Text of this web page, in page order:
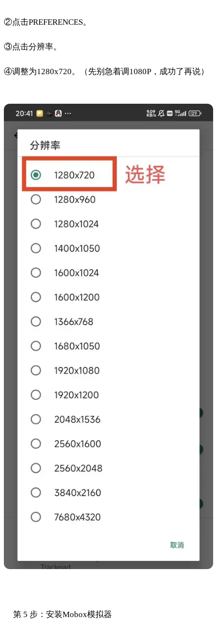
②点击PREFERENCES。
③点击分辨率。
④调整为1280x720。（先别急着调1080P，成功了再说）
第 5 步：安装Mobox模拟器